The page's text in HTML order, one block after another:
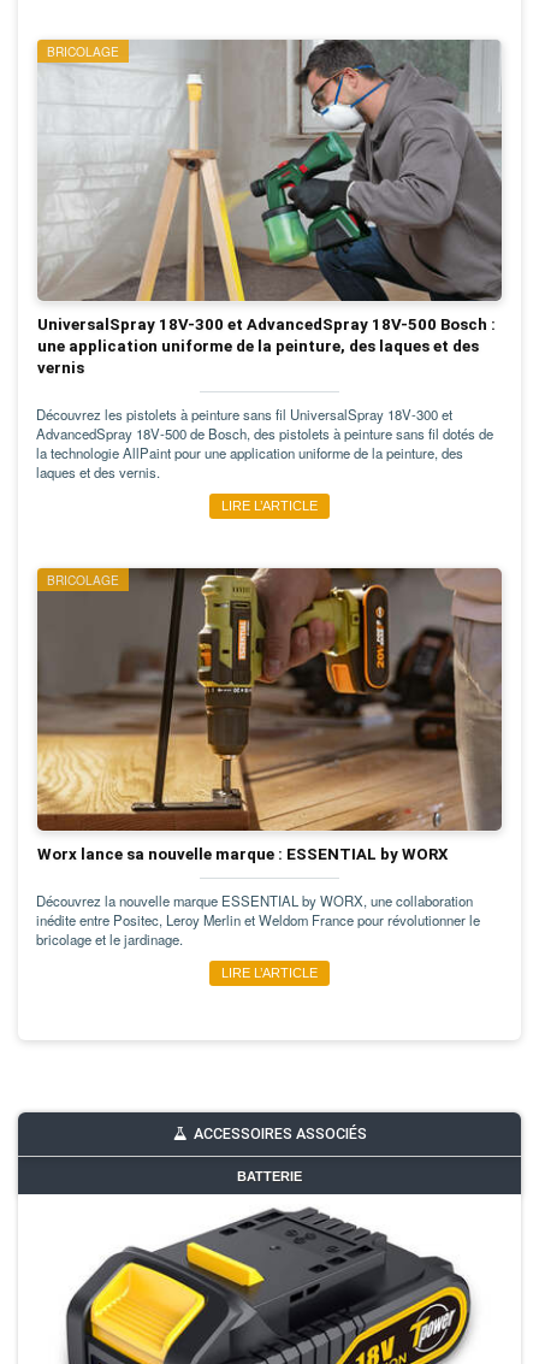
BRICOLAGE
UniversalSpray 18V-300 et AdvancedSpray 18V-500 Bosch :
une application uniforme de la peinture, des laques et des
vernis
Découvrez les pistolets à peinture sans fil UniversalSpray 18V-300 et
AdvancedSpray 18V-500 de Bosch, des pistolets à peinture sans fil dotés de
la technologie AllPaint pour une application uniforme de la peinture, des
laques et des vernis.
LIRE L’ARTICLE
BRICOLAGE
Worx lance sa nouvelle marque : ESSENTIAL by WORX
Découvrez la nouvelle marque ESSENTIAL by WORX, une collaboration
inédite entre Positec, Leroy Merlin et Weldom France pour révolutionner le
bricolage et le jardinage.
LIRE L’ARTICLE
ACCESSOIRES ASSOCIÉS
BATTERIE